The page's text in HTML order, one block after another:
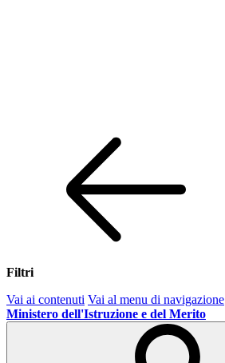
Filtri
Vai ai contenuti Vai al menu di navigazione
Ministero dell'Istruzione e del Merito